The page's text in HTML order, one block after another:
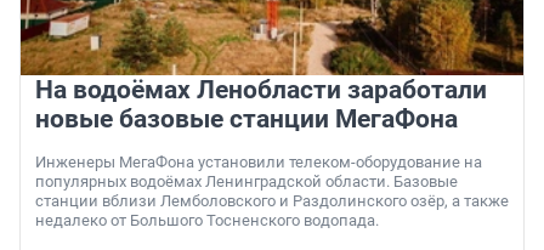
На водоёмах Ленобласти заработали
новые базовые станции МегаФона
Инженеры МегаФона установили телеком-оборудование на
популярных водоёмах Ленинградской области. Базовые
станции вблизи Лемболовского и Раздолинского озёр, а также
недалеко от Большого Тосненского водопада.